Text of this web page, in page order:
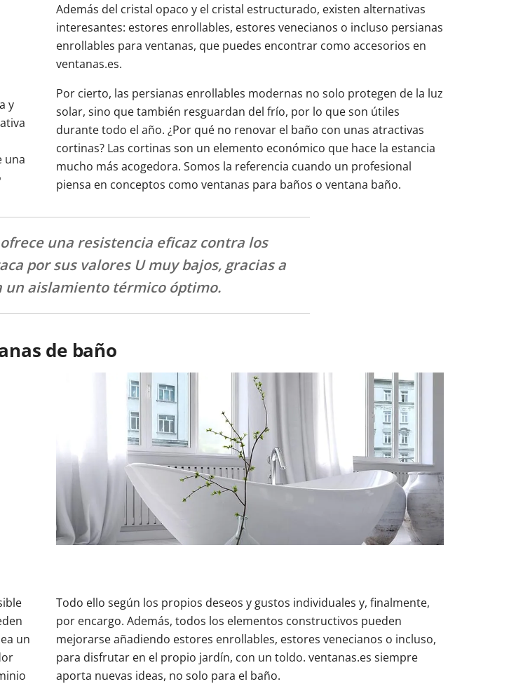
y
una
Además del cristal opaco y el cristal estructurado, existen alternativas
interesantes: estores enrollables, estores venecianos o incluso persianas
enrollables para ventanas, que puedes encontrar como accesorios en
ventanas.es.
Por cierto, las persianas enrollables modernas no solo protegen de la luz
solar, sino que también resguardan del frío, por lo que son útiles
durante todo el año. ¿Por qué no renovar el baño con unas atractivas
cortinas? Las cortinas son un elemento económico que hace la estancia
mucho más acogedora. Somos la referencia cuando un profesional
piensa en conceptos como ventanas para baños o ventana baño.
una resistencia eficaz contra los
por sus valores U muy bajos, gracias a
un aislamiento térmico óptimo.
de baño
un
Todo ello según los propios deseos y gustos individuales y, finalmente,
por encargo. Además, todos los elementos constructivos pueden
mejorarse añadiendo estores enrollables, estores venecianos o incluso,
para disfrutar en el propio jardín, con un toldo. ventanas.es siempre
aporta nuevas ideas, no solo para el baño.